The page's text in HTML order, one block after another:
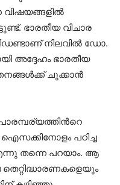
വിഷയങ്ങളിൽ
ഭാരതീയ വിചാര
നിലവിൽ ഡോ.
ഭാരതീയ
ചുക്കാൻ
പഠിച്ച
തന്നെ പറയാം. ആ